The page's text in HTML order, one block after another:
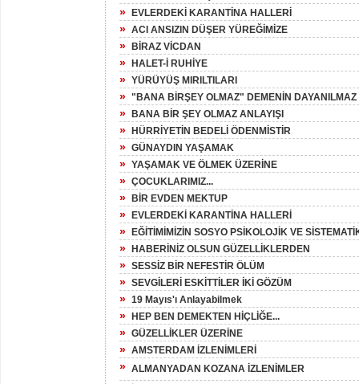
» EVLERDEKİ KARANTİNA HALLERİ
» ACI ANSIZIN DÜŞER YÜREĞİMİZE
» BİRAZ VİCDAN
» HALET-İ RUHİYE
» YÜRÜYÜŞ MIRILTILARI
» "BANA BİRŞEY OLMAZ" DEMENİN DAYANILMAZ
» BANA BİR ŞEY OLMAZ ANLAYIŞI
» HÜRRİYETİN BEDELİ ÖDENMİSTİR
» GÜNAYDIN YAŞAMAK
» YAŞAMAK VE ÖLMEK ÜZERİNE
» ÇOCUKLARIMIZ...
» BİR EVDEN MEKTUP
» EVLERDEKİ KARANTİNA HALLERİ
» EĞİTİMİMİZİN SOSYO PSİKOLOJİK VE
» HABERİNİZ OLSUN GÜZELLİKLERDEN
» SESSİZ BİR NEFESTİR ÖLÜM
» SEVGİLERİ ESKİTTİLER İKİ GÖZÜM
» 19 Mayıs'ı Anlayabilmek
» HEP BEN DEMEKTEN HİÇLİĞE...
» GÜZELLİKLER ÜZERİNE
» AMSTERDAM İZLENİMLERİ
» ALMANYADAN KOZANA İZLENİMLER